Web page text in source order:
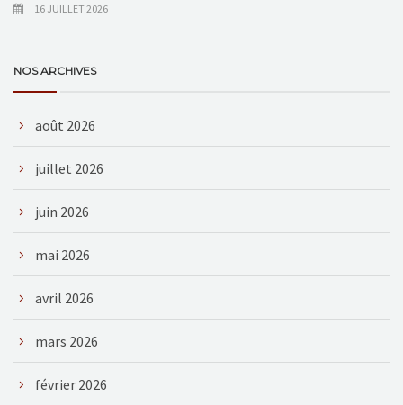
16 JUILLET 2026
NOS ARCHIVES
août 2026
juillet 2026
juin 2026
mai 2026
avril 2026
mars 2026
février 2026